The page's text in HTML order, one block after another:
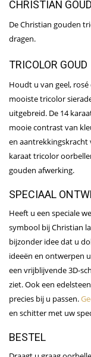
CHRISTIAN
De Christian gouden
dragen.
TRICOLOR GOUD
Houdt u van geel,
mooiste tricolor
uitgebreid. De 14
mooie contrast van
en aantrekkingskracht
karaat tricolor
gouden afwerking.
SPECIAAL
Heeft u een speciale
symbool bij Christian
bijzonder idee dat u
ideeën en ontwerpen
een vrijblijvende 3D-
ziet. Ook een
precies bij u passen.
en schitter met uw
BESTEL